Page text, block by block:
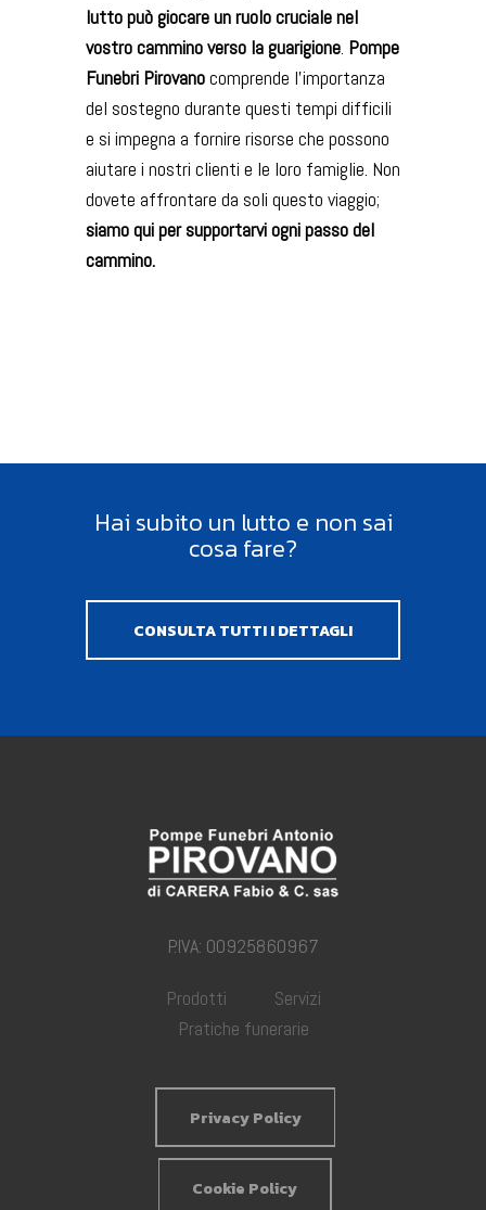
lutto può giocare un ruolo cruciale nel
vostro cammino verso la guarigione. Pompe
Funebri Pirovanocomprende l’importanza
del sostegno durante questi tempi difficili
e si impegna a fornire risorse che possono
aiutare i nostri clienti e le loro famiglie. Non
dovete affrontare da soli questo viaggio;
siamo qui per supportarvi ogni passo del
cammino.
Hai subito un lutto e non sai
cosa fare?
CONSULTA TUTTI I DETTAGLI
P.IVA: 00925860967
Prodotti
Servizi
Pratiche funerarie
Privacy Policy
Cookie Policy